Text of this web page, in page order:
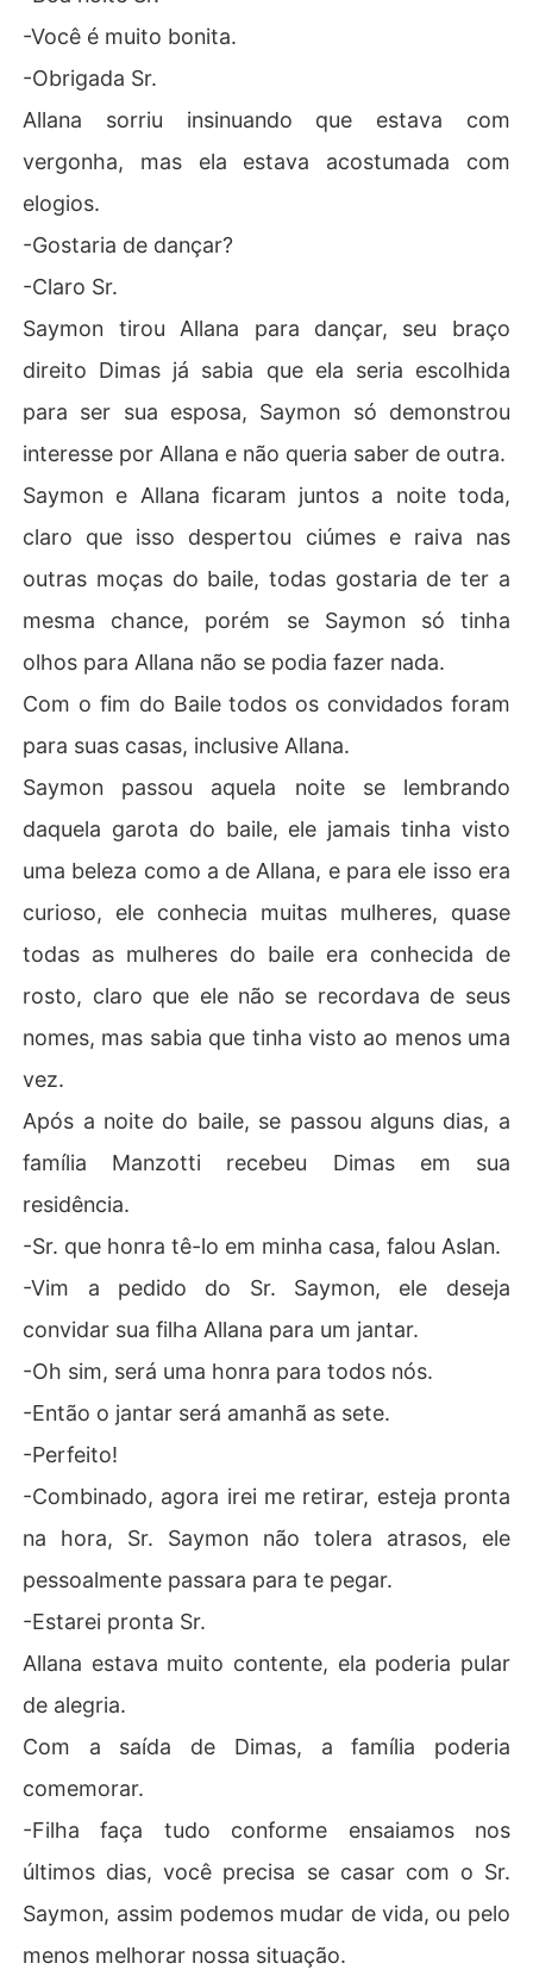
-Você é muito bonita.
-Obrigada Sr.
Allana sorriu insinuando que estava com
vergonha, mas ela estava acostumada com
elogios.
-Gostaria de dançar?
-Claro Sr.
Saymon tirou Allana para dançar, seu braço
direito Dimas já sabia que ela seria escolhida
para ser sua esposa, Saymon só demonstrou
interesse por Allana e não queria saber de outra.
Saymon e Allana ficaram juntos a noite toda,
claro que isso despertou ciúmes e raiva nas
outras moças do baile, todas gostaria de ter a
mesma chance, porém se Saymon só tinha
olhos para Allana não se podia fazer nada.
Com o fim do Baile todos os convidados foram
para suas casas, inclusive Allana.
Saymon passou aquela noite se lembrando
daquela garota do baile, ele jamais tinha visto
uma beleza como a de Allana, e para ele isso era
curioso, ele conhecia muitas mulheres, quase
todas as mulheres do baile era conhecida de
rosto, claro que ele não se recordava de seus
nomes, mas sabia que tinha visto ao menos uma
vez.
Após a noite do baile, se passou alguns dias, a
família Manzotti recebeu Dimas em sua
residência.
-Sr. que honra tê-lo em minha casa, falou Aslan.
-Vim a pedido do Sr. Saymon, ele deseja
convidar sua filha Allana para um jantar.
-Oh sim, será uma honra para todos nós.
-Então o jantar será amanhã as sete.
-Perfeito!
-Combinado, agora irei me retirar, esteja pronta
na hora, Sr. Saymon não tolera atrasos, ele
pessoalmente passara para te pegar.
-Estarei pronta Sr.
Allana estava muito contente, ela poderia pular
de alegria.
Com a saída de Dimas, a família poderia
comemorar.
-Filha faça tudo conforme ensaiamos nos
últimos dias, você precisa se casar com o Sr.
Saymon, assim podemos mudar de vida, ou pelo
menos melhorar nossa situação.